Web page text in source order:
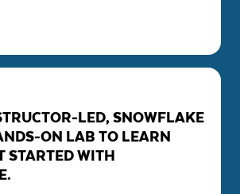
LED, SNOWFLAKE
ON LAB TO LEARN
STARTED WITH